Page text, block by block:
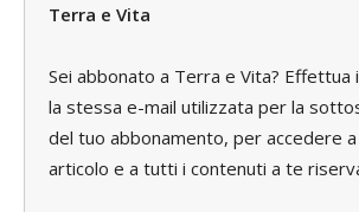
Terra e Vita
Sei abbonato a Terra e Vita? Effettua
la stessa e-mail utilizzata per la
del tuo abbonamento, per accedere
articolo e a tutti i contenuti a te